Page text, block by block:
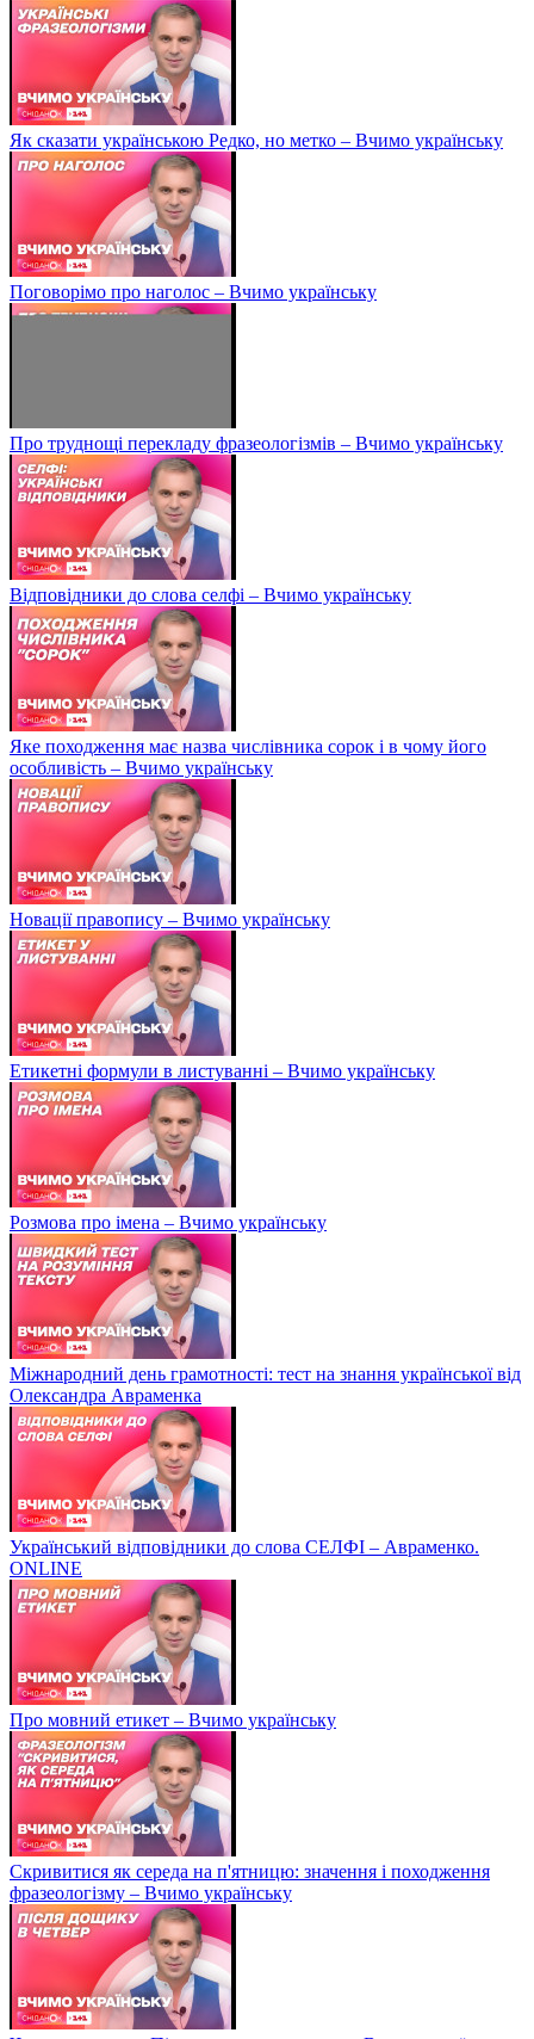
Як сказати українською Редко, но метко – Вчимо українську
Поговорімо про наголос – Вчимо українську
Про труднощі перекладу фразеологізмів – Вчимо українську
Відповідники до слова селфі – Вчимо українську
Яке походження має назва числівника сорок і в чому його
особливість – Вчимо українську
Новації правопису – Вчимо українську
Етикетні формули в листуванні – Вчимо українську
Розмова про імена – Вчимо українську
Міжнародний день грамотності: тест на знання української від
Олександра Авраменка
Український відповідники до слова СЕЛФІ – Авраменко.
ONLINE
Про мовний етикет – Вчимо українську
Скривитися як середа на п'ятницю: значення і походження
фразеологізму – Вчимо українську